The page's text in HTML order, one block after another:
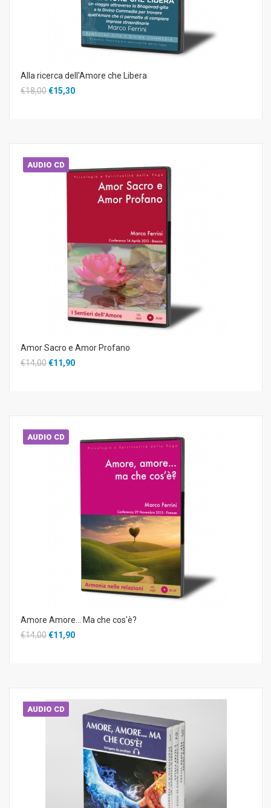
Alla ricerca dell'Amore che Libera
€18,00€15,30
AUDIO CD
Amor Sacro e Amor Profano
€14,00€11,90
AUDIO CD
Amore Amore... Ma che cos'è?
€14,00€11,90
AUDIO CD